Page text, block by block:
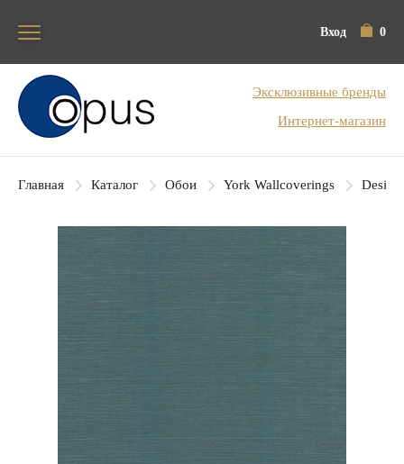
Вход 0
Блок поиска
Эксклюзивные бренды
Интернет-магазин
Главная Каталог Обои York Wallcoverings